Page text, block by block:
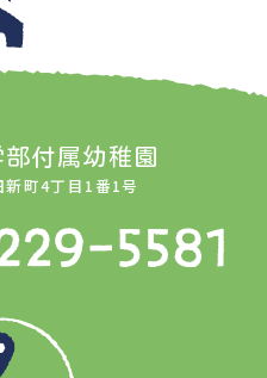
付属幼稚園
町4丁目1番1号